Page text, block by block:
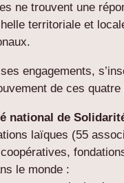
ne trouvent une
territoriale et
engagements,
de ces quatre
national de
laïques (55
le monde :